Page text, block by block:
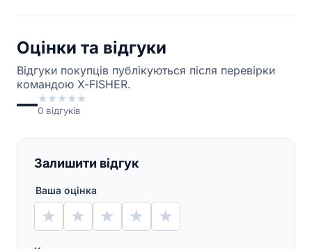
Оцінки та відгуки
Відгуки покупців публікуються після перевірки
командою X-FISHER.
—★★★★★
0 відгуків
Залишити відгук
Ваша оцінка
★ ★ ★ ★ ★